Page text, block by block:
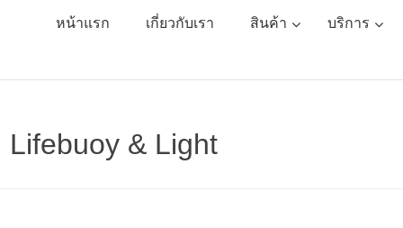
หน้าแรก เกี่ยวกับเรา สินค้า บริการ
Lifebuoy & Light